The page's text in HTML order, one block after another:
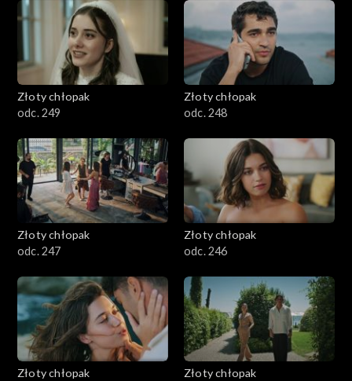
Złoty chłopak
odc. 249
Złoty chłopak
odc. 248
Złoty chłopak
odc. 247
Złoty chłopak
odc. 246
Złoty chłopak
Złoty chłopak